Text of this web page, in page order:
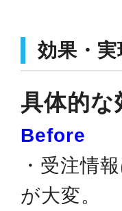
効果・
具体的な
Before
・受注情
が大変。